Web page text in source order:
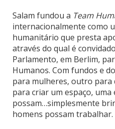
Salam fundou a Team
internacionalmente como
humanitário que presta
através do qual é
Parlamento, em Berlim,
Humanos. Com fundos e
para mulheres, outro para
para criar um espaço, uma
possam…simplesmente
homens possam trabalhar.